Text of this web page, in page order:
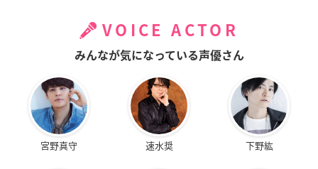
VOICE ACTOR
みんなが気になっている声優さん
宮野真守 速水奨 下野紘